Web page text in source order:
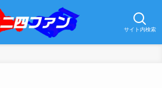
サイト内検索